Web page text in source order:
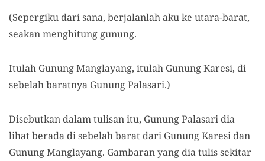
(Sepergiku dari sana, berjalanlah aku ke utara-barat,
seakan menghitung gunung.
Itulah Gunung Manglayang, itulah Gunung Karesi, di
sebelah baratnya Gunung Palasari.)
Disebutkan dalam tulisan itu, Gunung Palasari dia
lihat berada di sebelah barat dari Gunung Karesi dan
Gunung Manglayang. Gambaran yang dia tulis sekitar